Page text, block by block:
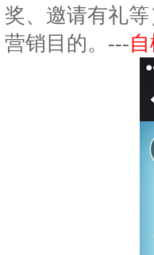
奖、邀请有礼
营销目的。---